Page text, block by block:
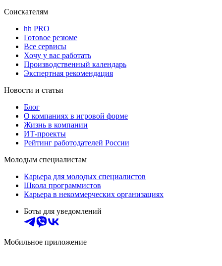
Соискателям
hh PRO
Готовое резюме
Все сервисы
Хочу у вас работать
Производственный календарь
Экспертная рекомендация
Новости и статьи
Блог
О компаниях в игровой форме
Жизнь в компании
ИТ-проекты
Рейтинг работодателей России
Молодым специалистам
Карьера для молодых специалистов
Школа программистов
Карьера в некоммерческих организациях
Боты для уведомлений
Мобильное приложение